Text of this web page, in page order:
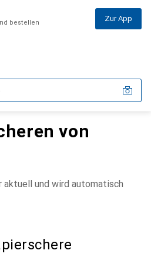
bestellen Zur App
von
und wird automatisch